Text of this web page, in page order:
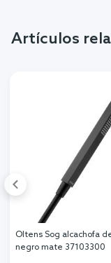
Artículos
Oltens Sog alcachofa
negro mate 37103300